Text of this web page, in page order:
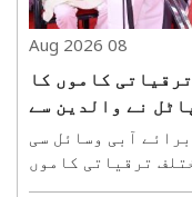
08 Aug 2026
کے ترقیاتی کاموں کا
نے والدین سے
سے دور رکھیں
مرکزی وزیر برائے آبی وسائل سی
ترقیاتی کاموں